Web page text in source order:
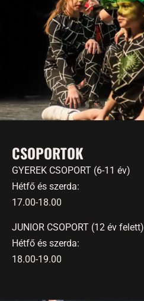
CSOPORTOK
GYEREK CSOPORT (6-11 év)
Hétfő és szerda:
17.00-18.00
JUNIOR CSOPORT (12 év felett)
Hétfő és szerda:
18.00-19.00